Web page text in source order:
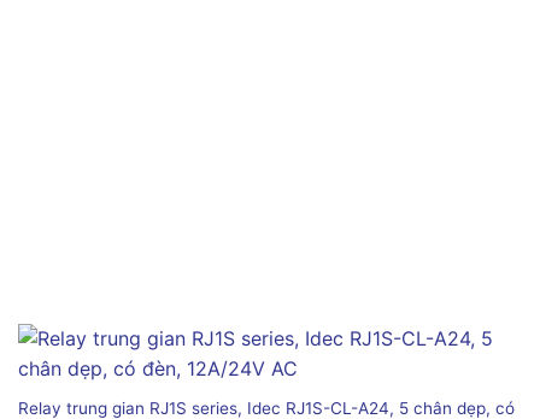
Relay trung gian RJ1S series, Idec RJ1S-CL-A24, 5 chân dẹp, có